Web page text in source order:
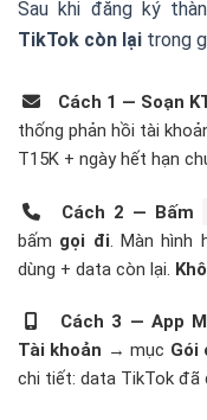
Sau khi đăng ký
TikTok còn lại trong
Cách 1 — Soạn
thống phản hồi tài
T15K + ngày hết hạn
Cách 2 — Bấm
bấm gọi đi. Màn hình
dùng + data còn lại.
Cách 3 — App
Tài khoản → mục Gói
chi tiết: data TikTok đã